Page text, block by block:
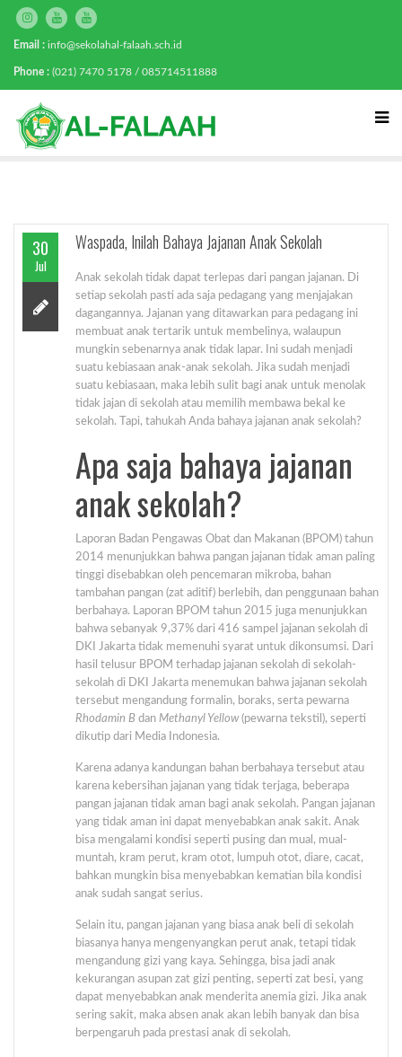
Email : info@sekolahal-falaah.sch.id
Phone : (021) 7470 5178 / 085714511888
30
Jul
Waspada, Inilah Bahaya Jajanan Anak Sekolah
Anak sekolah tidak dapat terlepas dari pangan jajanan. Di
setiap sekolah pasti ada saja pedagang yang menjajakan
dagangannya. Jajanan yang ditawarkan para pedagang ini
membuat anak tertarik untuk membelinya, walaupun
mungkin sebenarnya anak tidak lapar. Ini sudah menjadi
suatu kebiasaan anak-anak sekolah. Jika sudah menjadi
suatu kebiasaan, maka lebih sulit bagi anak untuk menolak
tidak jajan di sekolah atau memilih membawa bekal ke
sekolah. Tapi, tahukah Anda bahaya jajanan anak sekolah?
Apa saja bahaya jajanan
anak sekolah?
Laporan Badan Pengawas Obat dan Makanan (BPOM) tahun
2014 menunjukkan bahwa pangan jajanan tidak aman paling
tinggi disebabkan oleh pencemaran mikroba, bahan
tambahan pangan (zat aditif) berlebih, dan penggunaan bahan
berbahaya. Laporan BPOM tahun 2015 juga menunjukkan
bahwa sebanyak 9,37% dari 416 sampel jajanan sekolah di
DKI Jakarta tidak memenuhi syarat untuk dikonsumsi. Dari
hasil telusur BPOM terhadap jajanan sekolah di sekolah-
sekolah di DKI Jakarta menemukan bahwa jajanan sekolah
tersebut mengandung formalin, boraks, serta pewarna
Rhodamin B dan Methanyl Yellow(pewarna tekstil), seperti
dikutip dari Media Indonesia.
Karena adanya kandungan bahan berbahaya tersebut atau
karena kebersihan jajanan yang tidak terjaga, beberapa
pangan jajanan tidak aman bagi anak sekolah. Pangan jajanan
yang tidak aman ini dapat menyebabkan anak sakit. Anak
bisa mengalami kondisi seperti pusing dan mual, mual-
muntah, kram perut, kram otot, lumpuh otot, diare, cacat,
bahkan mungkin bisa menyebabkan kematian bila kondisi
anak sudah sangat serius.
Selain itu, pangan jajanan yang biasa anak beli di sekolah
biasanya hanya mengenyangkan perut anak, tetapi tidak
mengandung gizi yang kaya. Sehingga, bisa jadi anak
kekurangan asupan zat gizi penting, seperti zat besi, yang
dapat menyebabkan anak menderita anemia gizi. Jika anak
sering sakit, maka absen anak akan lebih banyak dan bisa
berpengaruh pada prestasi anak di sekolah.